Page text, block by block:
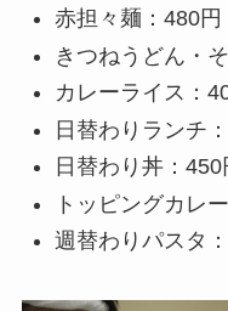
赤担々麺：480円
きつねうどん・
カレーライス：
日替わりランチ
日替わり丼：450
トッピングカレ
週替わりパスタ